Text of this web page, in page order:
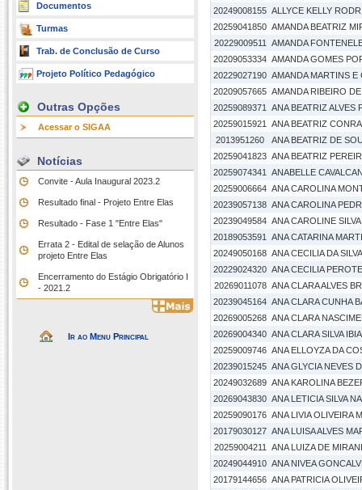
Documentos
Turmas
Trab. de Conclusão de Curso
Projeto Político Pedagógico
Outras Opções
Acessar o SIGAA
Notícias
Convite - Aula Inaugural 2023.2
Resultado final - Projeto Entre Elas
Resultado - Fase 1 "Entre Elas"
Errata 2 - Edital de selação de Alunos
projeto Entre Elas
Encerramento do Estágio Obrigatório I
- 2021.2
Ir ao Menu Principal
20249008155 ALLYCE KELLY
20259041850 AMANDA BEATRIZ
20229009511
AMANDA
20209053334 AMANDA GOMES
20229027190 AMANDA MARTINS E
20209057665 AMANDA RIBEIRO
20259089371
ANA BEATRIZ ALVES
20259015921
ANA BEATRIZ
2013951260
ANA BEATRIZ DE
20259041823 ANA BEATRIZ
20259074341
ANABELLE
20259006664 ANA CAROLINA
20239057138 ANA CAROLINA
20239049584 ANA CAROLINE
20189053591
ANA CATARINA
20249050168 ANA CECILIA DA
20229024320 ANA CECILIA
20269011078 ANA CLARA ALVES
20239045164 ANA CLARA CUNHA
20269005268 ANA CLARA
20269004340 ANA CLARA SILVA
20259009746 ANA ELLOYZA DA
20239015245 ANA GLYCIA NEVES
20249032689 ANA KAROLINA
20269043830 ANA LETICIA SILVA
20259090176 ANA LIVIA OLIVEIRA
20179030127 ANA LUISA ALVES
20259004211
ANA LUIZA DE
20249044910 ANA NIVEA
20179144656 ANA PATRICIA